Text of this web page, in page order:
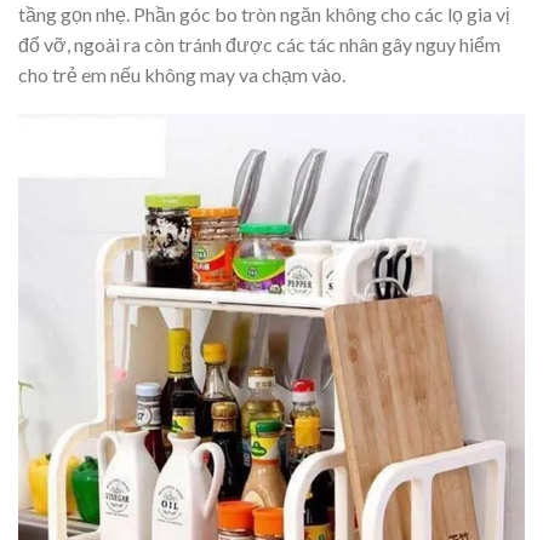
tầng gọn nhẹ. Phần góc bo tròn ngăn không cho các lọ gia vị
đổ vỡ, ngoài ra còn tránh được các tác nhân gây nguy hiểm
cho trẻ em nếu không may va chạm vào.